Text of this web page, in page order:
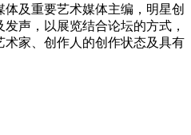
及重要艺术媒体主编，明星创
声，以展览结合论坛的方式，
家、创作人的创作状态及具有